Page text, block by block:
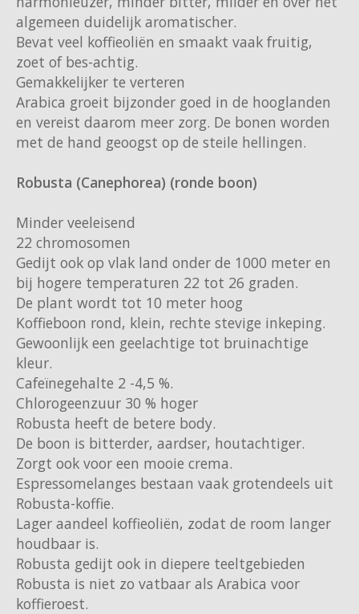
Flaronis - Domino
Gima Caffé
Gimoka
Idee
Jacobs
Joerges Gorilla
Käfer
Kimbo
La Brasiliana
Lavazza
Lazarro
Lucaffé
L’OR
Mauro Caffe
SAS
Segafredo
Swisso Kaffee
Tiktak
algemeen duidelijk aromatischer.
Bevat veel koffieoliën en smaakt vaak fruitig,
zoet of bes-achtig.
Gemakkelijker te verteren
Arabica groeit bijzonder goed in de hooglanden
en vereist daarom meer zorg. De bonen worden
met de hand geoogst op de steile hellingen.
Robusta (Canephorea) (ronde boon)
Minder veeleisend
22 chromosomen
Gedijt ook op vlak land onder de 1000 meter en
bij hogere temperaturen 22 tot 26 graden.
De plant wordt tot 10 meter hoog
Koffieboon rond, klein, rechte stevige inkeping.
Gewoonlijk een geelachtige tot bruinachtige
kleur.
Cafeïnegehalte 2 -4,5 %.
Chlorogeenzuur 30 % hoger
Robusta heeft de betere body.
De boon is bitterder, aardser, houtachtiger.
Zorgt ook voor een mooie crema.
Espressomelanges bestaan vaak grotendeels uit
Robusta-koffie.
Lager aandeel koffieoliën, zodat de room langer
houdbaar is.
Robusta gedijt ook in diepere teeltgebieden
Robusta is niet zo vatbaar als Arabica voor
koffieroest.